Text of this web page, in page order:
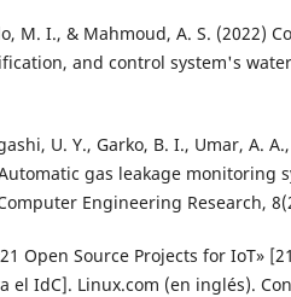
M. I., & Mahmoud, A. S. (2022)
and control system's
U. Y., Garko, B. I., Umar, A.
gas leakage monitoring
Engineering Research,
Open Source Projects for IoT»
el IdC]. Linux.com (en inglés).